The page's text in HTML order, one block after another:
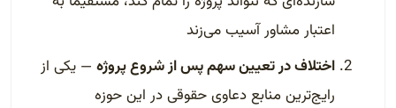
اعتبار مشاور آسیب می‌زند
اختلاف در تعیین سهم پس از شروع پروژه — یکی از
رایج‌ترین منابع دعاوی حقوقی در این حوزه